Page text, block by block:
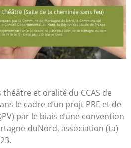
et oralité du CCAS de
le cadre d’un projt PRE et de
par le biais d’une convention
duNord, association (ta)